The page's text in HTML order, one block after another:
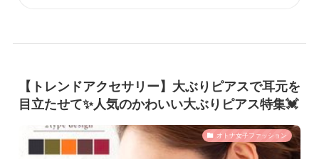
【トレンドアクセサリー】大ぶりピアスで耳元を
目立たせて✨人気のかわいい大ぶりピアス特集💓
オトナ女子ファッション